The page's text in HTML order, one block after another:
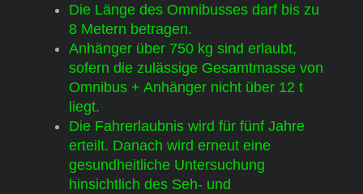
Die Länge des Omnibusses darf bis zu
8 Metern betragen.
Anhänger über 750 kg sind erlaubt,
sofern die zulässige Gesamtmasse von
Omnibus + Anhänger nicht über 12 t
liegt.
Die Fahrerlaubnis wird für fünf Jahre
erteilt. Danach wird erneut eine
gesundheitliche Untersuchung
hinsichtlich des Seh- und